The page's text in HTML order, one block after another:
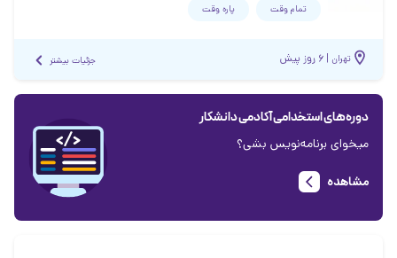
تمام وقت پاره وقت
تهران | ۶ روز پیش جزئیات بیشتر
دوره‌های استخدامی آکادمی دانشکار
میخوای برنامه‌نویس بشی؟
مشاهده